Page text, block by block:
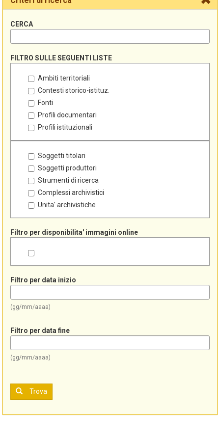
CERCA
FILTRO SULLE SEGUENTI LISTE
Ambiti territoriali
Contesti storico-istituz.
Fonti
Profili documentari
Profili istituzionali
Soggetti titolari
Soggetti produttori
Strumenti di ricerca
Complessi archivistici
Unita' archivistiche
Filtro per disponibilita' immagini online
Filtro per data inizio
(gg/mm/aaaa)
Filtro per data fine
(gg/mm/aaaa)
Trova